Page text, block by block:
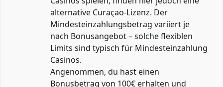
alternative Curaçao‑Lizenz. Der
Mindesteinzahlungsbetrag variiert je
nach Bonusangebot – solche flexiblen
Limits sind typisch für Mindesteinzahlung
Casinos.
Angenommen, du hast einen
Bonusbetrag von 100€ erhalten und